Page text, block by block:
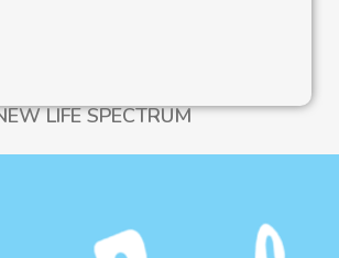
LIFE SPECTRUM